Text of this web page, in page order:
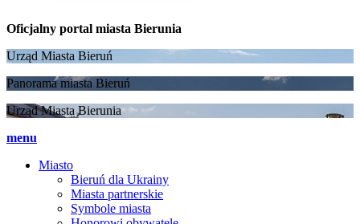
Oficjalny portal miasta Bierunia
Urząd Miasta Bieruń
Panorama miasta Bieruń
Urząd Miasta Bierunia
menu
Miasto
Bieruń dla Ukrainy
Miasta partnerskie
Symbole miasta